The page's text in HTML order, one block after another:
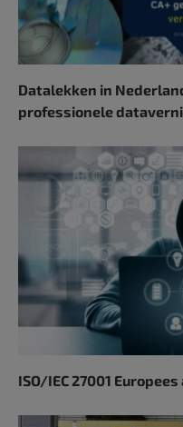
Datalekken in
professionele
ISO/IEC 27001